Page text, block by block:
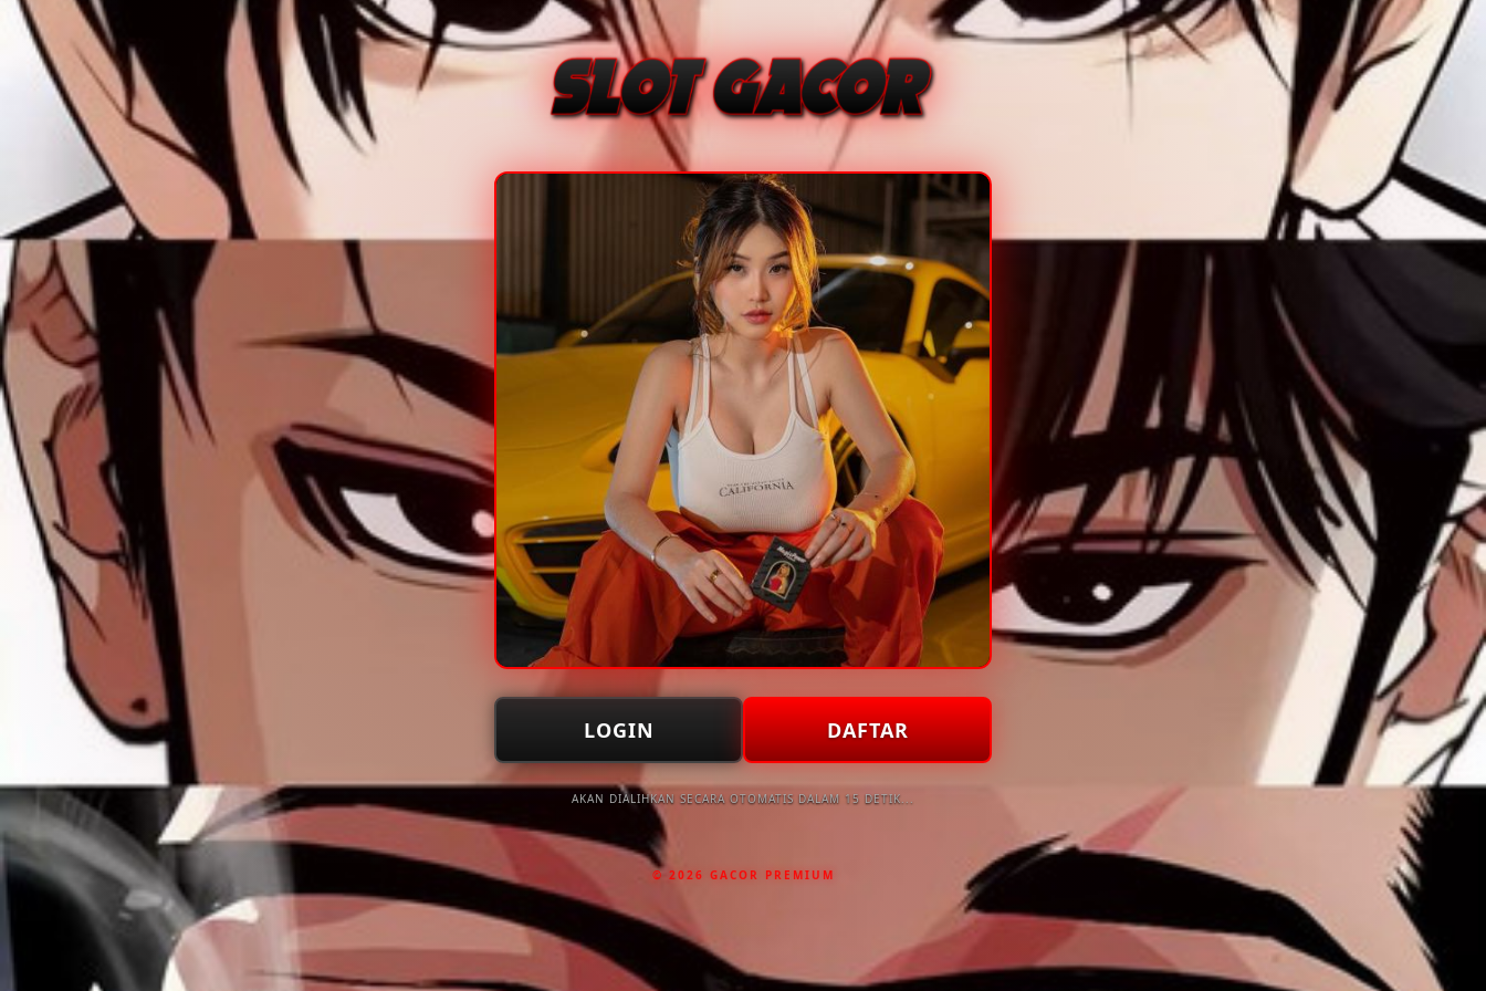
LOGIN DAFTAR
AKAN DIALIHKAN SECARA OTOMATIS DALAM 15 DETIK...
© 2026 GACOR PREMIUM